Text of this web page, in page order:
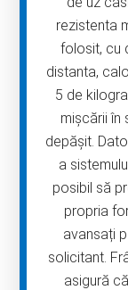
rezistenta
folosit, cu
distanta,
5 de
mișcării în
depășit.
a
posibil să
propria
avansați
solicitant.
asigură